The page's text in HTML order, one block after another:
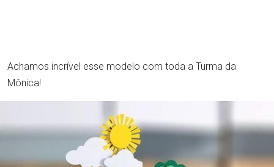
Achamos incrível esse modelo com toda a Turma da
Mônica!